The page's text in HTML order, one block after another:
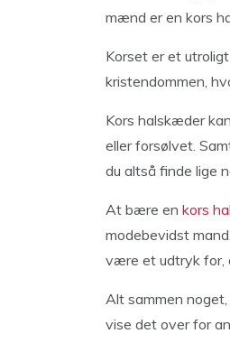
mænd er en kors
Korset er et
kristendommen,
Kors halskæder
eller forsølvet.
du altså finde lige
At bære en kors
modebevidst
være et udtryk for,
Alt sammen
vise det over for